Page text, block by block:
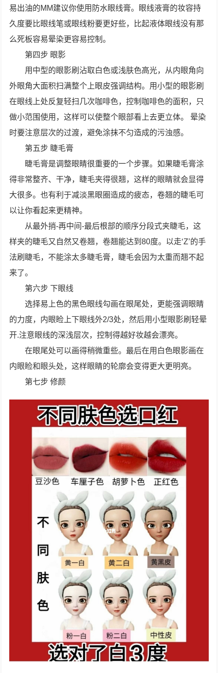
易出油的MM建议你使用防水眼线膏。眼线液膏的妆容持
久度要比眼线笔或眼线粉要更好些，比起液体眼线没有那
么死板容易晕染更容易控制。
第四步 眼影
用中型的眼影刷沾取白色或浅肤色高光，从内眼角向
外眼角大面积扫满整个上眼皮强调结构。用小型的眼影刷
在眼线上处反复轻扫几次咖啡色，控制咖啡色的面积，只
做小范围使用，这样可以使整个眼部看上去更立体。 晕染
时要注意层次的过渡，避免涂抹不匀造成的污浊感。
第五步 睫毛膏
睫毛膏是调整眼睛很重要的一个步骤。如果睫毛膏涂
得非常整齐、干净，睫毛夹得很翘，这样的眼睛就会显得
大很多。也有利于减淡黑眼圈造成的疲态，卷翘的睫毛可
以让你看起来更精神。
从最外捎-再中间-最后根部的顺序分段式夹睫毛，这
样夹的睫毛又自然又卷翘，卷翘能达到80度。以走‘Z’的手
法刷睫毛，不能涂太多睫毛膏，睫毛会因为太重而翘不起
来了。
第六步 下眼线
选择易上色的黑色眼线勾画在眼尾处，更能强调眼睛
的力度，内眼睑上下眼线外2/3处，然后用小型眼影刷轻晕
开.注意眼线的深浅层次，控制得越好妆越会漂亮。
在眼尾处可以画得稍微重些。最后在用白色眼影画在
内眼睑和眼头处，这样眼睛的轮廓会变得更大更明亮。
第七步 修颜